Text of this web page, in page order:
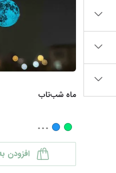
ماه شب‌تاب
...
افزودن